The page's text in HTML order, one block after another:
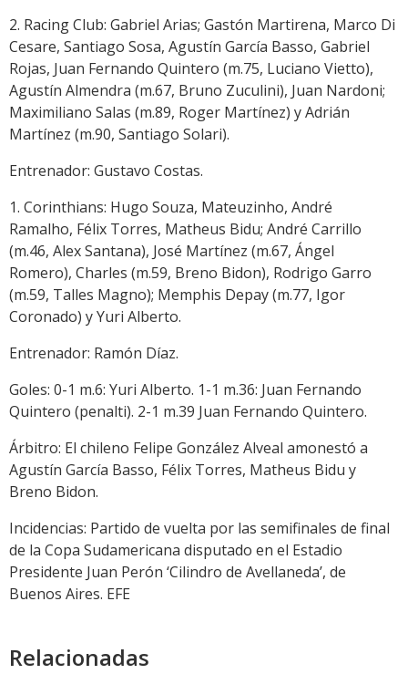
2. Racing Club: Gabriel Arias; Gastón Martirena, Marco Di
Cesare, Santiago Sosa, Agustín García Basso, Gabriel
Rojas, Juan Fernando Quintero (m.75, Luciano Vietto),
Agustín Almendra (m.67, Bruno Zuculini), Juan Nardoni;
Maximiliano Salas (m.89, Roger Martínez) y Adrián
Martínez (m.90, Santiago Solari).
Entrenador: Gustavo Costas.
1. Corinthians: Hugo Souza, Mateuzinho, André
Ramalho, Félix Torres, Matheus Bidu; André Carrillo
(m.46, Alex Santana), José Martínez (m.67, Ángel
Romero), Charles (m.59, Breno Bidon), Rodrigo Garro
(m.59, Talles Magno); Memphis Depay (m.77, Igor
Coronado) y Yuri Alberto.
Entrenador: Ramón Díaz.
Goles: 0-1 m.6: Yuri Alberto. 1-1 m.36: Juan Fernando
Quintero (penalti). 2-1 m.39 Juan Fernando Quintero.
Árbitro: El chileno Felipe González Alveal amonestó a
Agustín García Basso, Félix Torres, Matheus Bidu y
Breno Bidon.
Incidencias: Partido de vuelta por las semifinales de final
de la Copa Sudamericana disputado en el Estadio
Presidente Juan Perón ‘Cilindro de Avellaneda’, de
Buenos Aires. EFE
Relacionadas